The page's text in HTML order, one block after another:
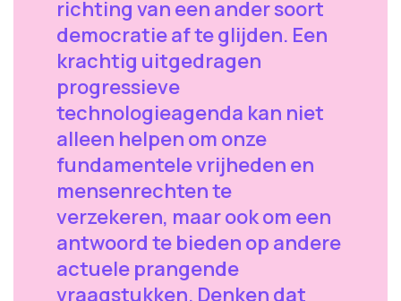
richting van een ander soort
democratie af te glijden. Een
krachtig uitgedragen
progressieve
technologieagenda kan niet
alleen helpen om onze
fundamentele vrijheden en
mensenrechten te
verzekeren, maar ook om een
antwoord te bieden op andere
actuele prangende
vraagstukken. Denken dat